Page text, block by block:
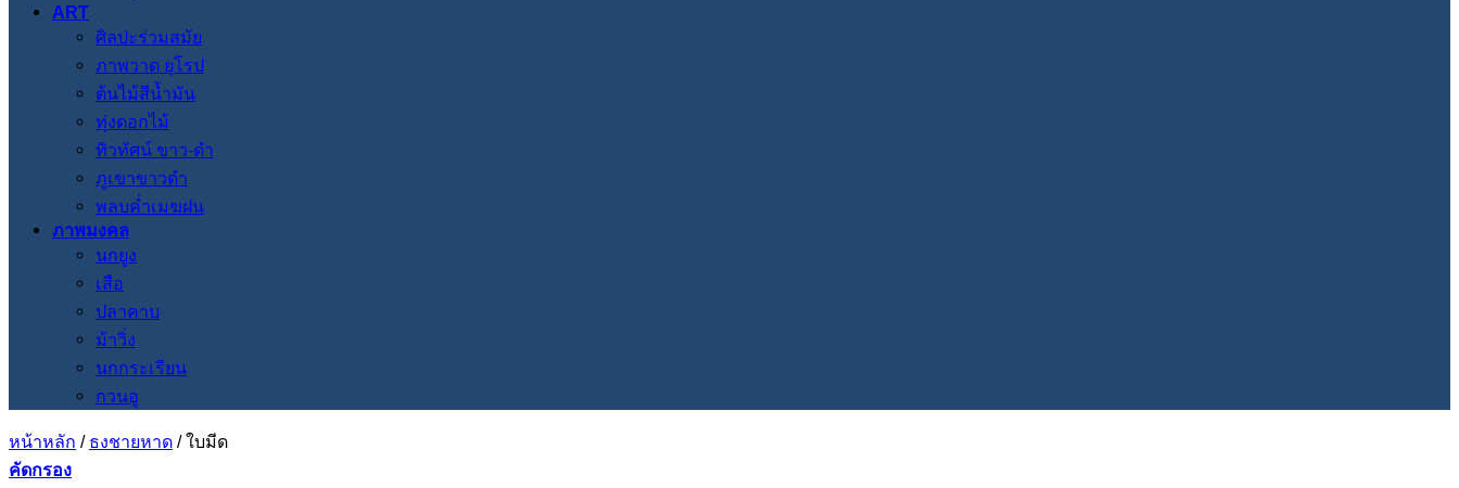
ART
ศิลปะร่วมสมัย
ภาพวาด ยุโรป
ต้นไม้สีน้ำมัน
ทุ่งดอกไม้
ทิวทัศน์ ขาว-ดำ
ภูเขาขาวดำ
พลบค่ำเมฆฝน
ภาพมงคล
นกยูง
เสือ
ปลาคาบ
ม้าวิ่ง
นกกระเรียน
กวนอู
หน้าหลัก / ธงชายหาด /ใบมีด
คัดกรอง